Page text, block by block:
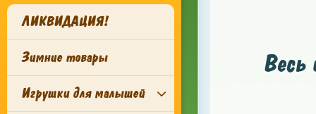
ЛИКВИДАЦИЯ!
Зимние товары
Игрушки для малышей
Весь